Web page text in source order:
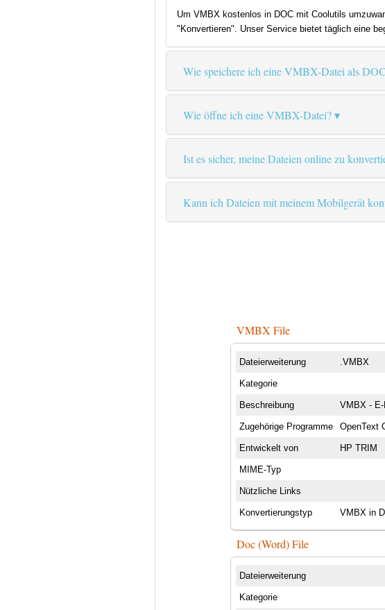
Um VMBX kostenlos in DOC mit Coolutils
"Konvertieren". Unser Service bietet täglich eine
Wie speichere ich eine VMBX-Datei als
Wie öffne ich eine VMBX-Datei?
Ist es sicher, meine Dateien online zu
Kann ich Dateien mit meinem Mobilgerät
VMBX File
Dateierweiterung .VMBX
Kategorie
Beschreibung VMBX - E-
Zugehörige Programme OpenText
Entwickelt von HP TRIM
MIME-Typ
Nützliche Links
Konvertierungstyp VMBX in
Doc (Word) File
Dateierweiterung
Kategorie